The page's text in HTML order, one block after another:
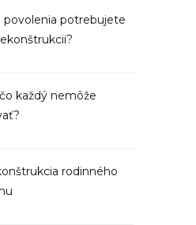
povolenia potrebujete
každý nemôže
rodinného